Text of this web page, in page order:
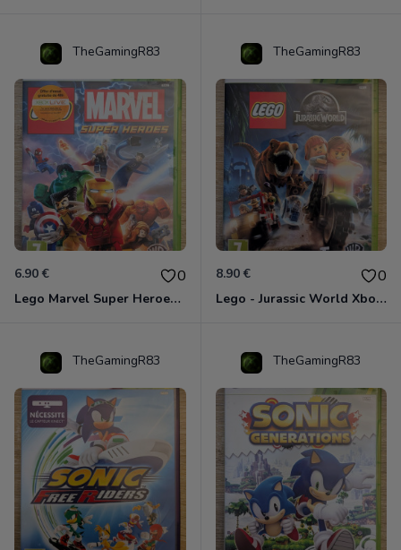
TheGamingR83
6.90 € 0
Lego Marvel Super Heroes Xbox 360
TheGamingR83
8.90 € 0
Lego - Jurassic World Xbox 360
TheGamingR83 TheGamingR83